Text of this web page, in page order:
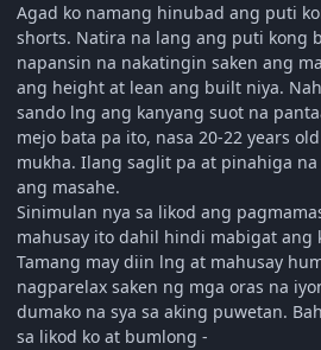
Agad ko namang hinubad ang puti
shorts. Natira na lang ang puti kong
napansin na nakatingin saken ang
ang height at lean ang built niya.
sando lng ang kanyang suot na
mejo bata pa ito, nasa 20-22 years
mukha. Ilang saglit pa at pinahiga
ang masahe.
Sinimulan nya sa likod ang
mahusay ito dahil hindi mabigat ang
Tamang may diin lng at mahusay
nagparelax saken ng mga oras na
dumako na sya sa aking puwetan.
sa likod ko at bumlong -